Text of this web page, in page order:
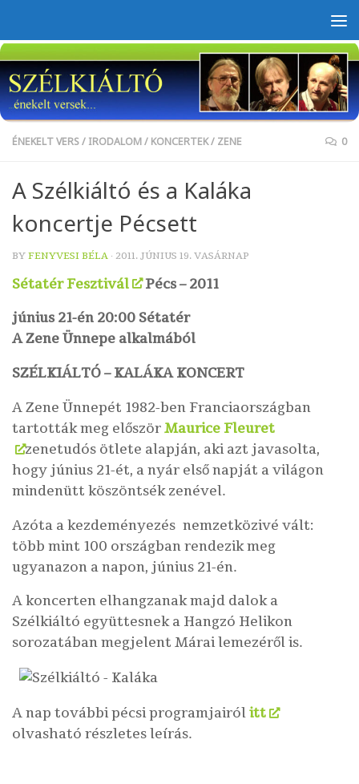
ÉNEKELT VERS/ IRODALOM/ KONCERTEK/ ZENE 0
A Szélkiáltó és a Kaláka
koncertje Pécsett
BY FENYVESI BÉLA · 2011. JÚNIUS 19. VASÁRNAP
Sétatér Fesztivál
Pécs – 2011
június 21-én 20:00 Sétatér
A Zene Ünnepe alkalmából
SZÉLKIÁLTÓ – KALÁKA KONCERT
A Zene Ünnepét 1982-ben Franciaországban
tartották meg előszörMaurice Fleuret
zenetudós ötlete alapján, aki azt javasolta,
hogy június 21-ét, a nyár első napját a világon
mindenütt köszöntsék zenével.
Azóta a kezdeményezés nemzetközivé vált:
több mint 100 országban rendezik meg
ugyanazon a napon, június 21-én.
A koncerten elhangzanak majd dalok a
Szélkiáltó együttesnek a Hangzó Helikon
sorozatában megjelent Márai lemezéről is.
A nap további pécsi programjairólitt
olvasható részletes leírás.